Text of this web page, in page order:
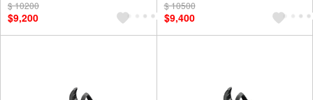
$ 10200
$9,200
$ 10500
$9,400